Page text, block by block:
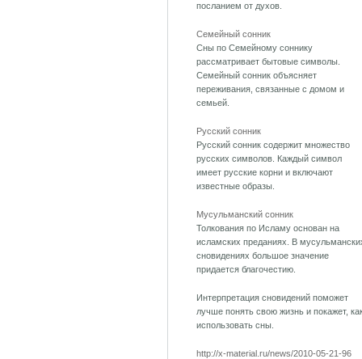
посланием от духов.
Семейный сонник
Сны по Семейному соннику
рассматривает бытовые символы.
Семейный сонник объясняет
переживания, связанные с домом и
семьей.
Русский сонник
Русский сонник содержит множество
русских символов. Каждый символ
имеет русские корни и включают
известные образы.
Мусульманский сонник
Толкования по Исламу основан на
исламских преданиях. В
сновидениях большое значение
придается благочестию.
Интерпретация сновидений поможет
лучше понять свою жизнь и покажет,
использовать сны.
http://x-material.ru/news/2010-05-21-96